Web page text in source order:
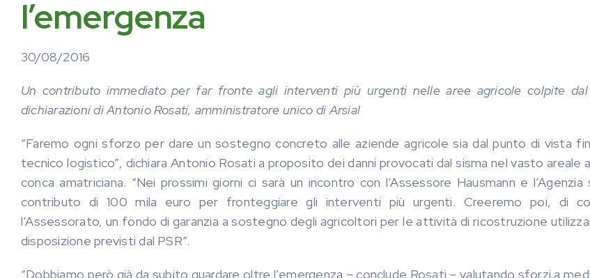
l’emergenza
30/08/2016
Un contributo immediato per far fronte agli interventi più urgenti nelle aree agricole colpite
dichiarazioni di Antonio Rosati, amministratore unico di Arsial
“Faremo ogni sforzo per dare un sostegno concreto alle aziende agricole sia dal punto di vista
tecnico logistico”, dichiara Antonio Rosati a proposito dei danni provocati dal sisma nel vasto areale
conca amatriciana. “Nei prossimi giorni ci sarà un incontro con l’Assessore Hausmann e l’Agenzia
contributo di 100 mila euro per fronteggiare gli interventi più urgenti. Creeremo poi, di
l’Assessorato, un fondo di garanzia a sostegno degli agricoltori per le attività di ricostruzione
disposizione previsti dal PSR”.
“Dobbiamo però già da subito guardare oltre l’emergenza – conclude Rosati – valutando sforzi a